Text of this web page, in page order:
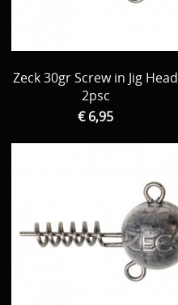
Zeck 30gr Screw in Jig Head
2psc
€ 6,95